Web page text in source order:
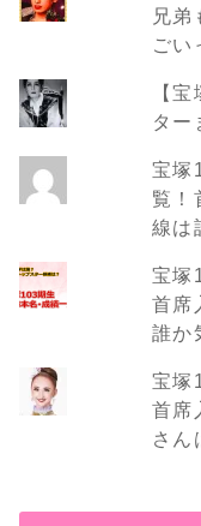
兄弟
ごい
【
ター
宝塚
覧！
線は
宝塚
首席
誰か
宝塚
首席
さん